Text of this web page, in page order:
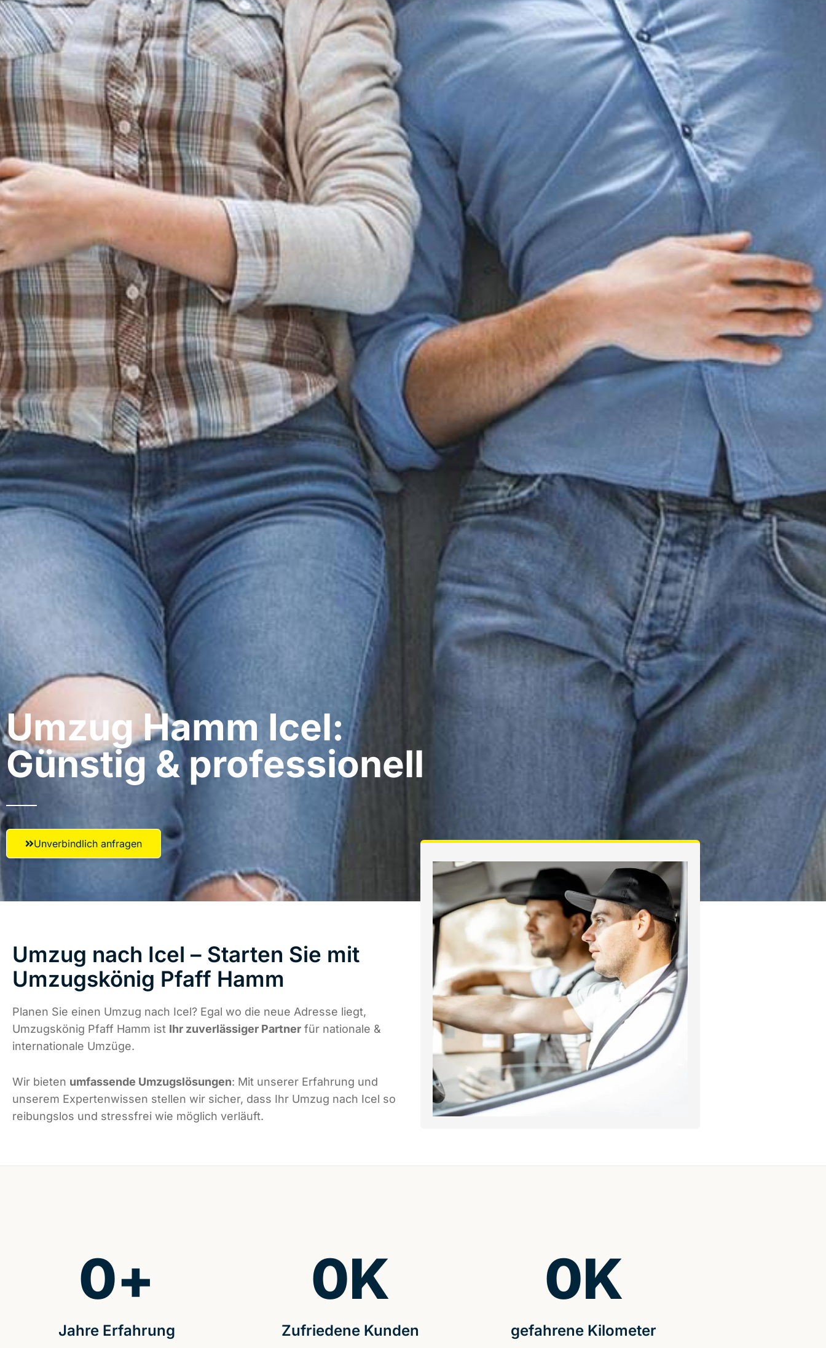
Umzug Hamm​ Icel:
Günstig & professionell​
Unverbindlich anfragen
Umzug nach Icel – Starten Sie mit
Umzugskönig Pfaff Hamm
Planen Sie einen Umzug nach Icel? Egal wo die neue Adresse liegt,
Umzugskönig Pfaff Hamm ist Ihr zuverlässiger Partner für nationale &
internationale Umzüge.
Wir bieten umfassende Umzugslösungen: Mit unserer Erfahrung und
unserem Expertenwissen stellen wir sicher, dass Ihr Umzug nach Icel so
reibungslos und stressfrei wie möglich verläuft.
Jahre Erfahrung
0+
Zufriedene Kunden
0K
gefahrene Kilometer
0K